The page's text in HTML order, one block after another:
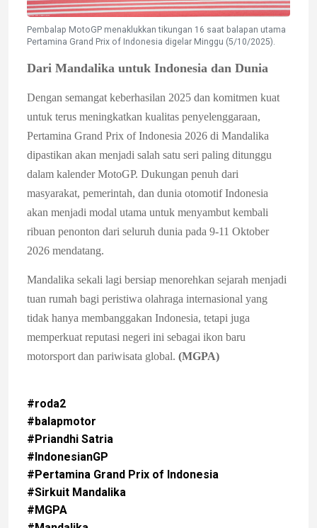
Pembalap MotoGP menaklukkan tikungan 16 saat balapan utama
Pertamina Grand Prix of Indonesia digelar Minggu (5/10/2025).
Dari Mandalika untuk Indonesia dan Dunia
Dengan semangat keberhasilan 2025 dan komitmen kuat
untuk terus meningkatkan kualitas penyelenggaraan,
Pertamina Grand Prix of Indonesia 2026 di Mandalika
dipastikan akan menjadi salah satu seri paling ditunggu
dalam kalender MotoGP. Dukungan penuh dari
masyarakat, pemerintah, dan dunia otomotif Indonesia
akan menjadi modal utama untuk menyambut kembali
ribuan penonton dari seluruh dunia pada 9-11 Oktober
2026 mendatang.
Mandalika sekali lagi bersiap menorehkan sejarah menjadi
tuan rumah bagi peristiwa olahraga internasional yang
tidak hanya membanggakan Indonesia, tetapi juga
memperkuat reputasi negeri ini sebagai ikon baru
motorsport dan pariwisata global. (MGPA)
#roda2
#balapmotor
#Priandhi Satria
#IndonesianGP
#Pertamina Grand Prix of Indonesia
#Sirkuit Mandalika
#MGPA